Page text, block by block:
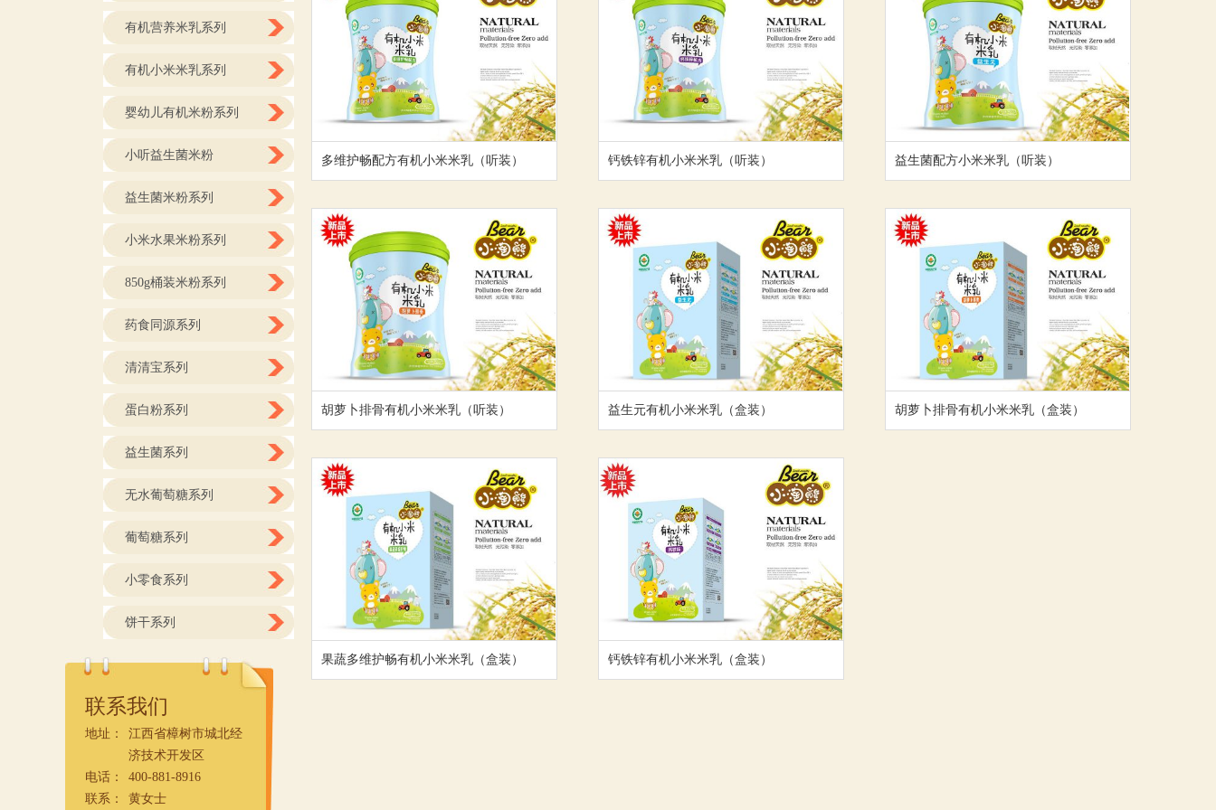
有机营养米乳系列
有机小米米乳系列
婴幼儿有机米粉系列
小听益生菌米粉
益生菌米粉系列
小米水果米粉系列
850g桶装米粉系列
药食同源系列
清清宝系列
蛋白粉系列
益生菌系列
无水葡萄糖系列
葡萄糖系列
小零食系列
饼干系列
联系我们
地址：
江西省樟树市城北经
济技术开发区
电话：
400-881-8916
联系：
黄女士
多维护畅配方有机小米米乳（听装） 钙铁锌有机小米米乳（听装） 益生菌配方小米米乳（听装）
胡萝卜排骨有机小米米乳（听装） 益生元有机小米米乳（盒装） 胡萝卜排骨有机小米米乳（盒装）
果蔬多维护畅有机小米米乳（盒装） 钙铁锌有机小米米乳（盒装）